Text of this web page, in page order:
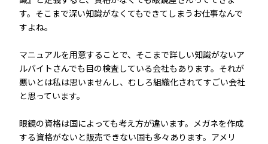
す。そこまで深い知識がなくてもできてしまうお仕事なんで
すよね。
マニュアルを用意することで、そこまで詳しい知識がないア
ルバイトさんでも目の検査している会社もあります。それが
悪いとは私は思いませんし、むしろ組織化されてすごい会社
と思っています。
眼鏡の資格は国によっても考え方が違います。メガネを作成
する資格がないと販売できない国も多々あります。アメリ